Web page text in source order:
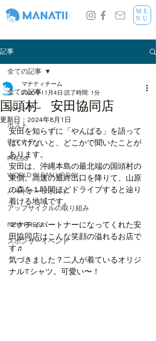
ME
NU
記事
全ての記事
パートナー
ホスト
街マナティ
PRESS
WORLD CLEAN UP DAY
パートナーorホスト
アップサイクルの取り組み
NEW PRESS
スポンサーイベント
全ての記事
国頭村 安田協同店
マナティチーム
2020年11月4日 読了時間: 1分
更新日： 2024年8月1日
安田を知らずに「やんばる」を語って
はいけないと、どこかで聞いたことが
あります。
安田は、沖縄本島の最北端の国頭村の
東側。高速の最終出口を降りて、山原
の森を１時間ほどドライブすると辿り
着ける地域です。
マナティパートナーになってくれた安
田協同店はこんな笑顔の溢れるお店で
す♬
気づきました？二人が着ているオリジ
ナルTシャツ。可愛い〜！